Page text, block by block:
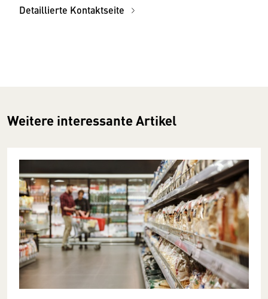
Detaillierte Kontaktseite
Weitere interessante Artikel